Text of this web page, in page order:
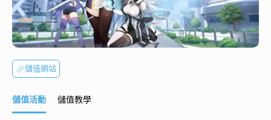
儲值網站
儲值活動 儲值教學